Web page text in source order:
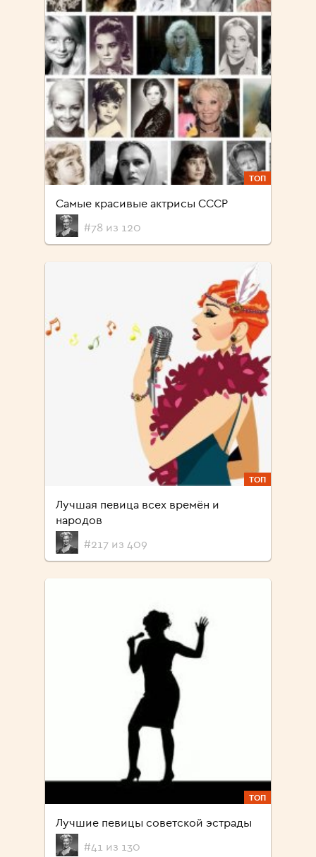
ТОП
Самые красивые актрисы СССР
#78 из 120
ТОП
Лучшая певица всех времён и
народов
#217 из 409
ТОП
Лучшие певицы советской эстрады
#41 из 130